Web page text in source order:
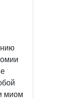
миом